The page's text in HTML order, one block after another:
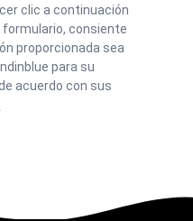
clic a continuación
consiente
proporcionada sea
para su
acuerdo con sus